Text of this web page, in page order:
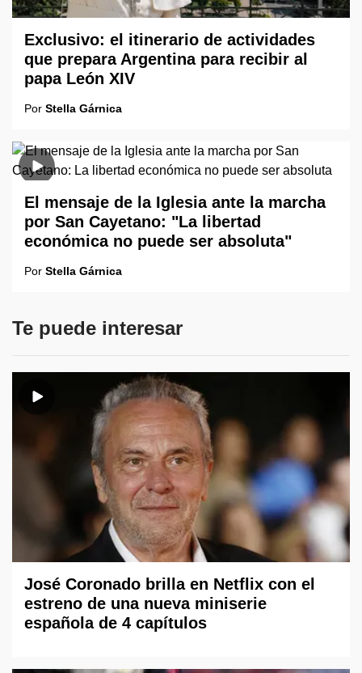
Exclusivo: el itinerario de actividades
que prepara Argentina para recibir al
papa León XIV
Por Stella Gárnica
El mensaje de la Iglesia ante la marcha
por San Cayetano: "La libertad
económica no puede ser absoluta"
Por Stella Gárnica
Te puede interesar
José Coronado brilla en Netflix con el
estreno de una nueva miniserie
española de 4 capítulos